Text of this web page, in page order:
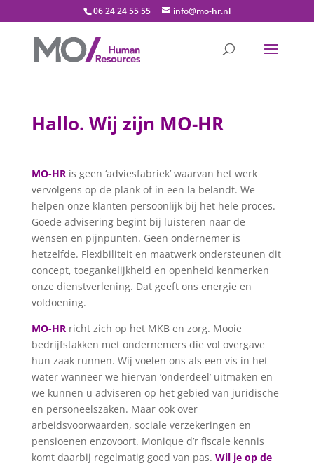
06 24 24 55 55 info@mo-hr.nl
Hallo. Wij zijn MO-HR
MO-HRis geen ‘adviesfabriek’ waarvan het werk
vervolgens op de plank of in een la belandt. We
helpen onze klanten persoonlijk bij het hele proces.
Goede advisering begint bij luisteren naar de
wensen en pijnpunten. Geen ondernemer is
hetzelfde. Flexibiliteit en maatwerk ondersteunen dit
concept, toegankelijkheid en openheid kenmerken
onze dienstverlening. Dat geeft ons energie en
voldoening.
MO-HR richt zich op het MKB en zorg. Mooie
bedrijfstakken met ondernemers die vol overgave
hun zaak runnen. Wij voelen ons als een vis in het
water wanneer we hiervan ‘onderdeel’ uitmaken en
we kunnen u adviseren op het gebied van juridische
en personeelszaken. Maar ook over
arbeidsvoorwaarden, sociale verzekeringen en
pensioenen enzovoort. Monique d’r fiscale kennis
komt daarbij regelmatig goed van pas. Wil je op de